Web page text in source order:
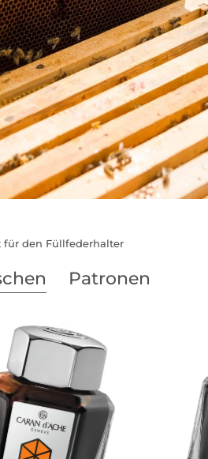
für den Füllfederhalter
Patronen